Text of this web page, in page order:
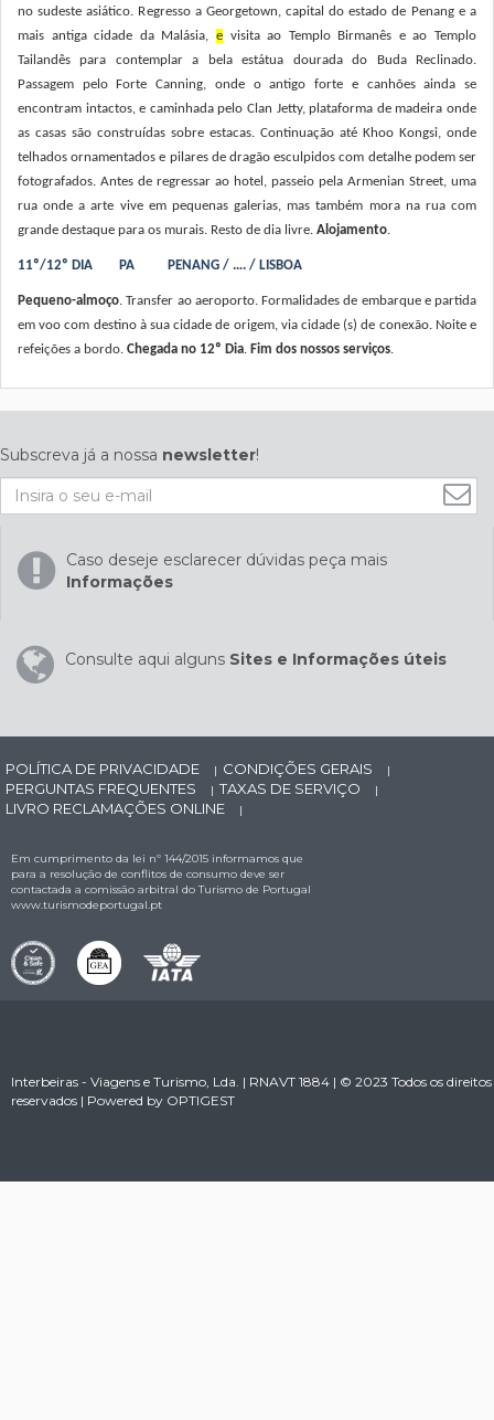
no sudeste asiático. Regresso a Georgetown, capital do estado de Penang e a
mais antiga cidade da Malásia, evisita ao Templo Birmanês e ao Templo
Tailandês para contemplar a bela estátua dourada do Buda Reclinado.
Passagem pelo Forte Canning, onde o antigo forte e canhões ainda se
encontram intactos, e caminhada pelo Clan Jetty, plataforma de madeira onde
as casas são construídas sobre estacas. Continuação até Khoo Kongsi, onde
telhados ornamentados e pilares de dragão esculpidos com detalhe podem ser
fotografados. Antes de regressar ao hotel, passeio pela Armenian Street, uma
rua onde a arte vive em pequenas galerias, mas também mora na rua com
grande destaque para os murais. Resto de dia livre. Alojamento.
11º/12º DIA PA PENANG / …. / LISBOA
Pequeno-almoço. Transfer ao aeroporto. Formalidades de embarque e partida
em voo com destino à sua cidade de origem, via cidade (s) de conexão. Noite e
refeições a bordo. Chegada no 12º Dia. Fim dos nossos serviços.
Subscreva já a nossa newsletter!
Caso deseje esclarecer dúvidas peça mais
Informações
Consulte aqui alguns Sites e Informações úteis
POLÍTICA DE PRIVACIDADE | CONDIÇÕES GERAIS |
PERGUNTAS FREQUENTES | TAXAS DE SERVIÇO |
LIVRO RECLAMAÇÕES ONLINE |
Em cumprimento da lei nº 144/2015 informamos que
para a resolução de conflitos de consumo deve ser
contactada a comissão arbitral do Turismo de Portugal
www.turismodeportugal.pt
Interbeiras - Viagens e Turismo, Lda. | RNAVT 1884 | © 2023 Todos os direitos
reservados | Powered by OPTIGEST